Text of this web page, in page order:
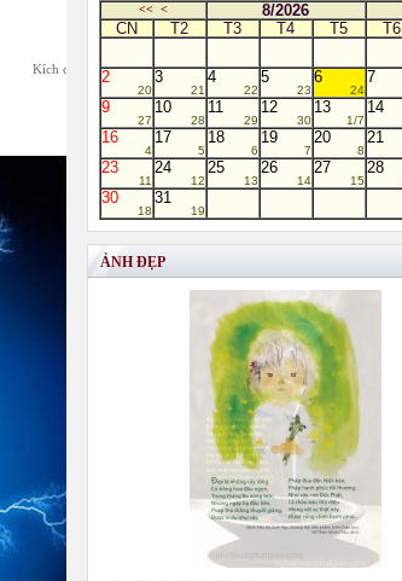
Kích cỡ chữ:
<< < 8/2026
CN T2 T3 T4 T5 T6
2
20
3
21
4
22
5
23
6
24
7
9
27
10
28
11
29
12
30
13
1/7
14
16
4
17
5
18
6
19
7
20
8
21
23
11
24
12
25
13
26
14
27
15
28
30
18
31
19
ẢNH ĐẸP